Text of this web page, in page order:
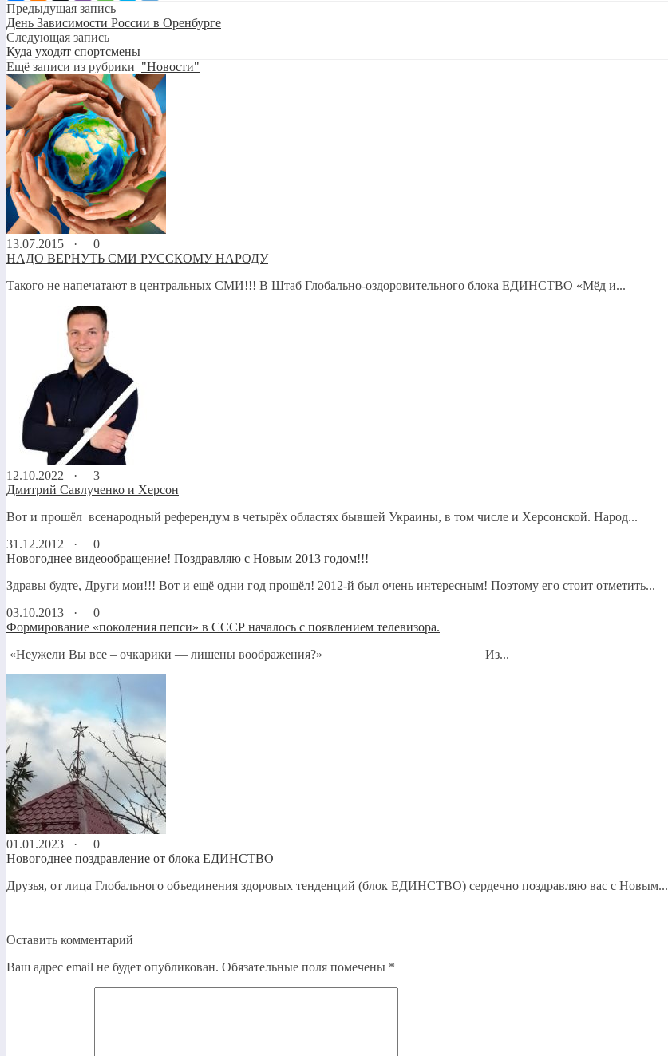
Предыдущая запись
День Зависимости России в Оренбурге
Следующая запись
Куда уходят спортсмены
Ещё записи из рубрики "Новости"
13.07.2015 ·
0
НАДО ВЕРНУТЬ СМИ РУССКОМУ НАРОДУ
Такого не напечатают в центральных СМИ!!! В Штаб Глобально-оздоровительного блока ЕДИНСТВО «Мёд и...
12.10.2022 ·
3
Дмитрий Савлученко и Херсон
Вот и прошёл всенародный референдум в четырёх областях бывшей Украины, в том числе и Херсонской. Народ...
31.12.2012 ·
0
Новогоднее видеообращение! Поздравляю с Новым 2013 годом!!!
Здравы будте, Други мои!!! Вот и ещё одни год прошёл! 2012-й был очень интересным! Поэтому его стоит отметить...
03.10.2013 ·
0
Формирование «поколения пепси» в СССР началось с появлением телевизора.
«Неужели Вы все – очкарики — лишены воображения?» Из...
01.01.2023 ·
0
Новогоднее поздравление от блока ЕДИНСТВО
Друзья, от лица Глобального объединения здоровых тенденций (блок ЕДИНСТВО) сердечно поздравляю вас с Новым...
Оставить комментарий
Ваш адрес email не будет опубликован. Обязательные поля помечены *